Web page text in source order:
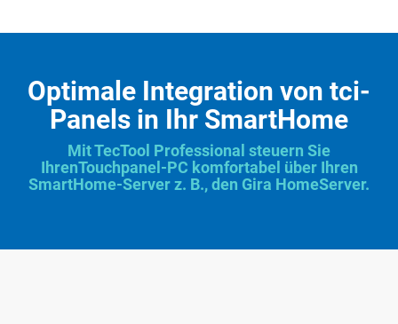
Optimale Integration von tci-
Panels in Ihr SmartHome
Mit TecTool Professional steuern Sie
IhrenTouchpanel-PC komfortabel über Ihren
SmartHome-Server z. B., den Gira HomeServer.